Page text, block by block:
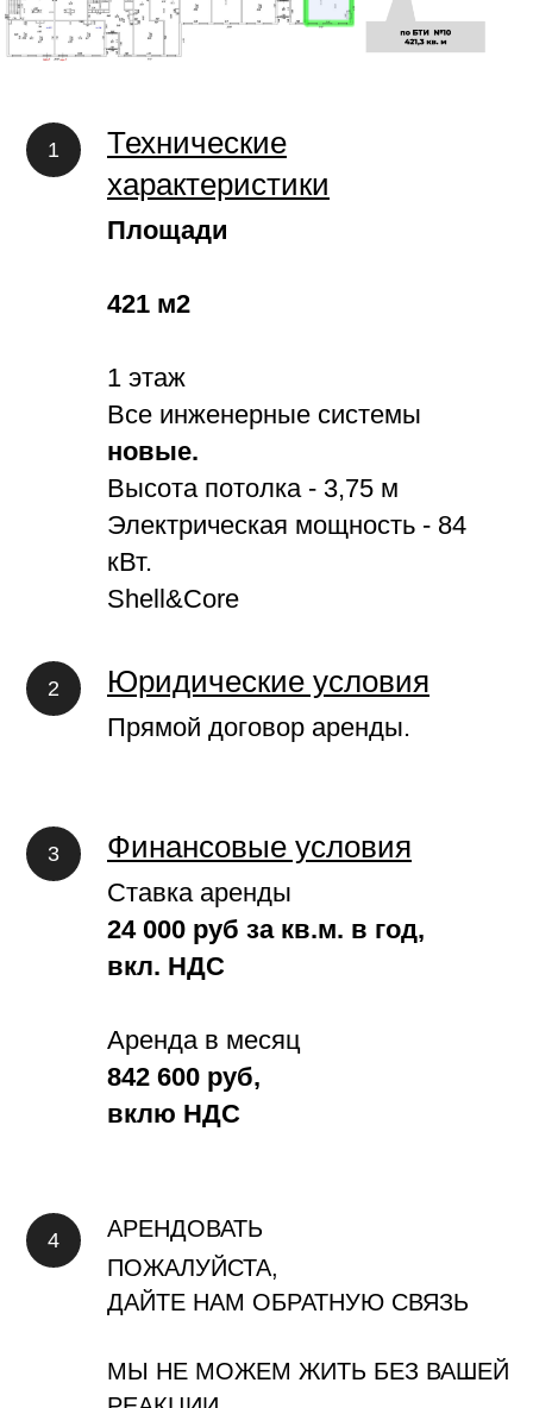
Технические
характеристики
Площади
421 м2
1 этаж
Все инженерные системы
новые.
Высота потолка - 3,75 м
Электрическая мощность - 84
кВт.
Shell&Core
Юридические условия
Прямой договор аренды.
Финансовые условия
Ставка аренды
24 000 руб за кв.м. в год,
вкл. НДС
Аренда в месяц
842 600 руб,
вклю НДС
АРЕНДОВАТЬ
ПОЖАЛУЙСТА,
ДАЙТЕ НАМ ОБРАТНУЮ СВЯЗЬ
МЫ НЕ МОЖЕМ ЖИТЬ БЕЗ ВАШЕЙ